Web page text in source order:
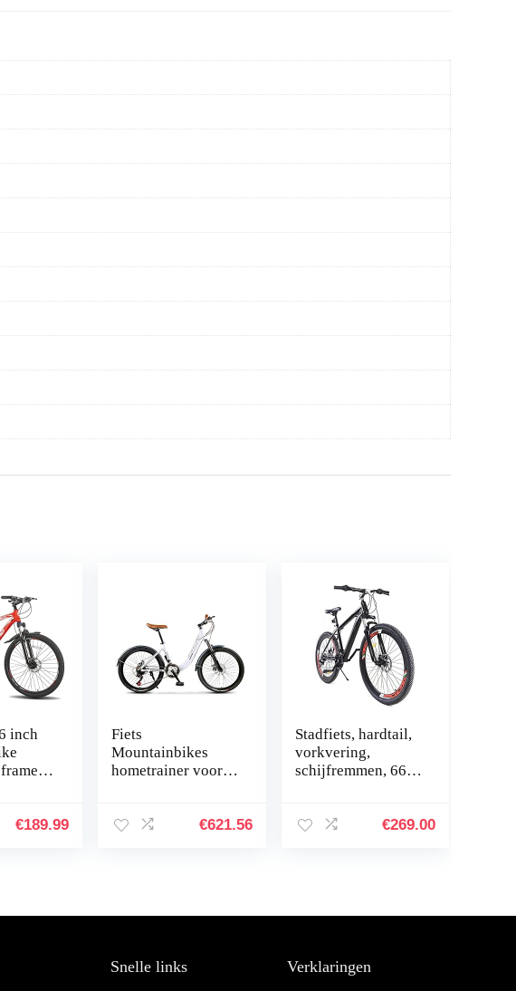
inch
€189.99
Fiets
Mountainbikes
hometrainer voor
vrouwelijke fietsen
€621.56
Stadfiets, hardtail,
vorkvering,
schijfremmen, 66
stadsfiets, dames,
€269.00
Snelle links Verklaringen